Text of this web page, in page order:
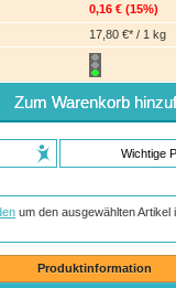
0,16 € (15%)
17,80 €* / 1 kg
Zum Warenkorb
Wichtige
um den ausgewählten Artikel
Produktinformation